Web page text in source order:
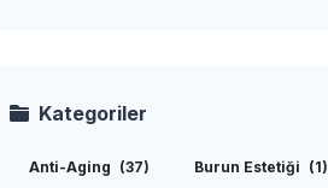
Kategoriler
Anti-Aging (37) Burun Estetiği (1)